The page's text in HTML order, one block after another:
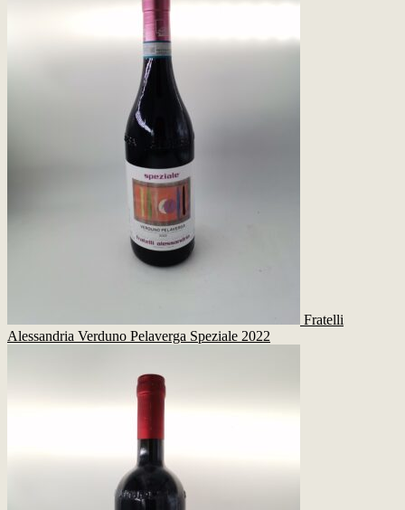
Fratelli
Alessandria Verduno Pelaverga Speziale 2022